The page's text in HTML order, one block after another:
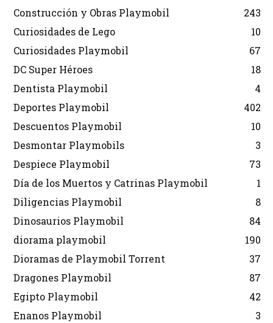
Construcción y Obras Playmobil
243
Curiosidades de Lego
10
Curiosidades Playmobil
67
DC Super Héroes
18
Dentista Playmobil
4
Deportes Playmobil
402
Descuentos Playmobil
10
Desmontar Playmobils
3
Despiece Playmobil
73
Día de los Muertos y Catrinas Playmobil
1
Diligencias Playmobil
8
Dinosaurios Playmobil
84
diorama playmobil
190
Dioramas de Playmobil Torrent
37
Dragones Playmobil
87
Egipto Playmobil
42
Enanos Playmobil
3